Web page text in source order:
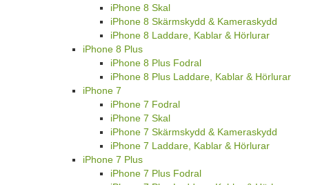
iPhone 8 Skal
iPhone 8 Skärmskydd & Kameraskydd
iPhone 8 Laddare, Kablar & Hörlurar
iPhone 8 Plus
iPhone 8 Plus Fodral
iPhone 8 Plus Laddare, Kablar & Hörlurar
iPhone 7
iPhone 7 Fodral
iPhone 7 Skal
iPhone 7 Skärmskydd & Kameraskydd
iPhone 7 Laddare, Kablar & Hörlurar
iPhone 7 Plus
iPhone 7 Plus Fodral